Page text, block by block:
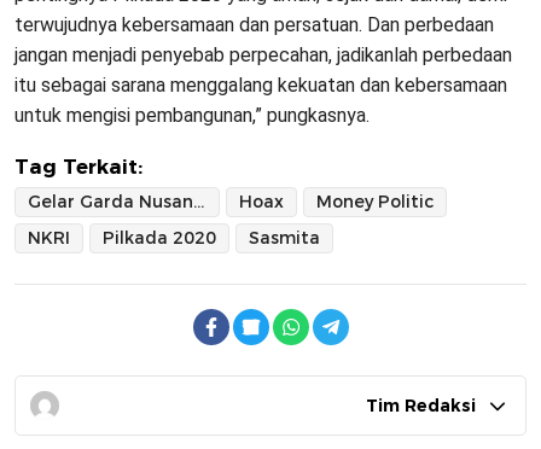
terwujudnya kebersamaan dan persatuan. Dan perbedaan
jangan menjadi penyebab perpecahan, jadikanlah perbedaan
itu sebagai sarana menggalang kekuatan dan kebersamaan
untuk mengisi pembangunan,” pungkasnya.
Tag Terkait:
Gelar Garda Nusantara (GGN) Hoax
Money Politic
NKRI
Pilkada 2020 Sasmita
Tim Redaksi